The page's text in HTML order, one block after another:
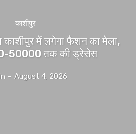
काशीपुर
में लगेगा फैशन का मेला,
50000 तक की ड्रेसेस
- August 4, 2026